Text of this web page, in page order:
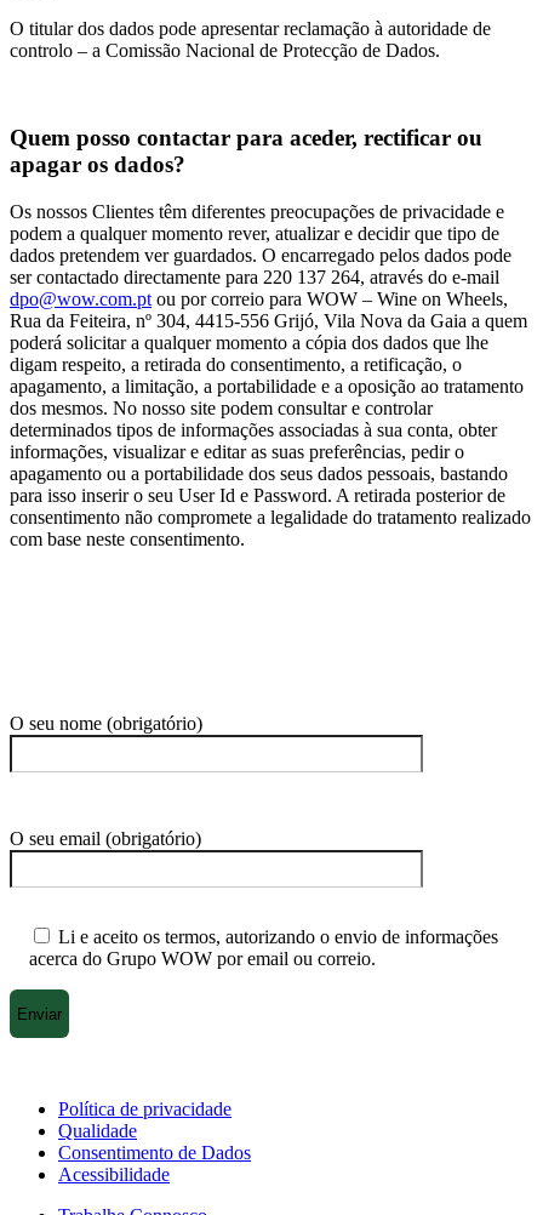
O titular dos dados pode apresentar reclamação à autoridade de
controlo – a Comissão Nacional de Protecção de Dados.
Quem posso contactar para aceder, rectificar ou
apagar os dados?
Os nossos Clientes têm diferentes preocupações de privacidade e
podem a qualquer momento rever, atualizar e decidir que tipo de
dados pretendem ver guardados. O encarregado pelos dados pode
ser contactado directamente para 220 137 264, através do e-mail
dpo@wow.com.pt ou por correio para WOW – Wine on Wheels,
Rua da Feiteira, nº 304, 4415-556 Grijó, Vila Nova da Gaia a quem
poderá solicitar a qualquer momento a cópia dos dados que lhe
digam respeito, a retirada do consentimento, a retificação, o
apagamento, a limitação, a portabilidade e a oposição ao tratamento
dos mesmos. No nosso site podem consultar e controlar
determinados tipos de informações associadas à sua conta, obter
informações, visualizar e editar as suas preferências, pedir o
apagamento ou a portabilidade dos seus dados pessoais, bastando
para isso inserir o seu User Id e Password. A retirada posterior de
consentimento não compromete a legalidade do tratamento realizado
com base neste consentimento.
O seu nome (obrigatório)
O seu email (obrigatório)
Li e aceito os termos, autorizando o envio de informações
acerca do Grupo WOW por email ou correio.
Política de privacidade
Qualidade
Consentimento de Dados
Acessibilidade